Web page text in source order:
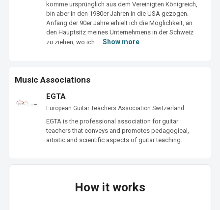
komme ursprünglich aus dem Vereinigten Königreich,
bin aber in den 1980er Jahren in die USA gezogen.
Anfang der 90er Jahre erhielt ich die Möglichkeit, an
den Hauptsitz meines Unternehmens in der Schweiz
zu ziehen, wo ich ... Show more
Music Associations
EGTA
European Guitar Teachers Association Switzerland
EGTA is the professional association for guitar
teachers that conveys and promotes pedagogical,
artistic and scientific aspects of guitar teaching.
How it works